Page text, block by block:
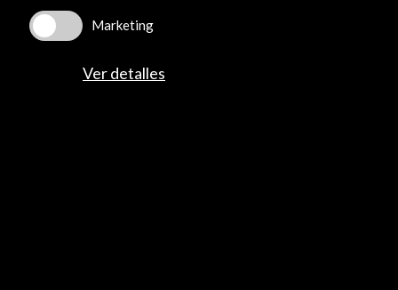
+34 91 700 4000
José Abascal, 4 - 4º
Marketing
Ver detalles